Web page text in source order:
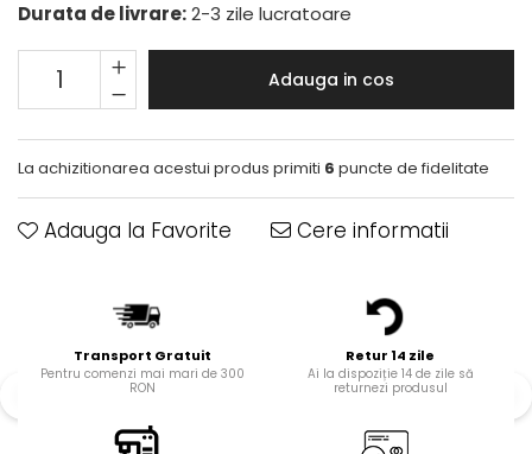
Durata de livrare:2-3 zile lucratoare
Adauga in cos
La achizitionarea acestui produs primiti 6 puncte de fidelitate
Adauga la Favorite Cere informatii
Transport Gratuit
Pentru comenzi mai mari de 300
RON
Retur 14 zile
Ai la dispoziție 14 de zile să
returnezi produsul